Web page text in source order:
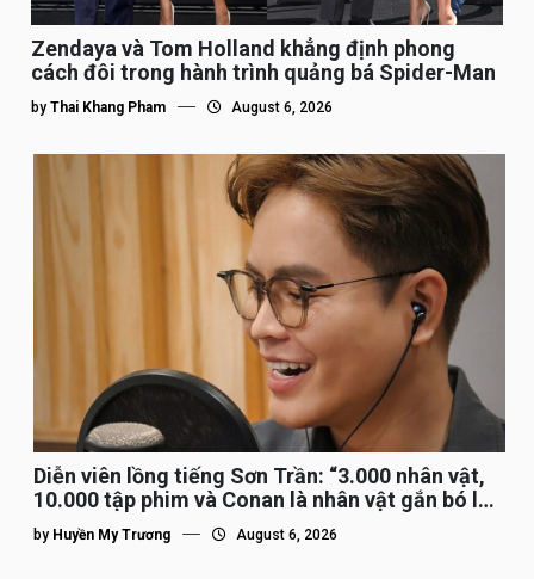
Zendaya và Tom Holland khẳng định phong
cách đôi trong hành trình quảng bá Spider-Man
by Thai Khang Pham August 6, 2026
Diễn viên lồng tiếng Sơn Trần: “3.000 nhân vật,
10.000 tập phim và Conan là nhân vật gắn bó lâu
nhất”
by Huyền My Trương August 6, 2026